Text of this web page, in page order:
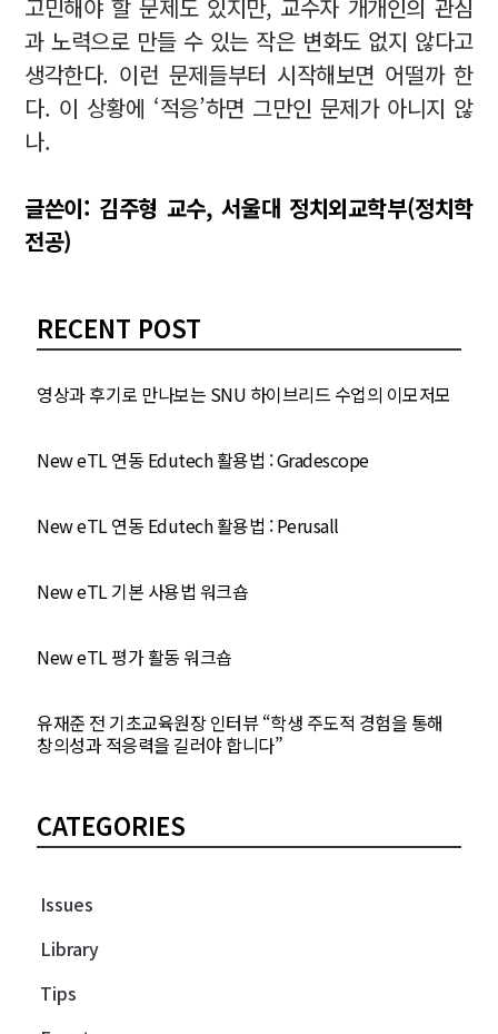
고민해야 할 문제도 있지만, 교수자 개개인의 관심
과 노력으로 만들 수 있는 작은 변화도 없지 않다고
생각한다. 이런 문제들부터 시작해보면 어떨까 한
다. 이 상황에 ‘적응’하면 그만인 문제가 아니지 않
나.
글쓴이: 김주형 교수, 서울대 정치외교학부(정치학
전공)
RECENT POST
영상과 후기로 만나보는 SNU 하이브리드 수업의 이모저모
New eTL 연동 Edutech 활용법 : Gradescope
New eTL 연동 Edutech 활용법 : Perusall
New eTL 기본 사용법 워크숍
New eTL 평가 활동 워크숍
유재준 전 기초교육원장 인터뷰 “학생 주도적 경험을 통해
창의성과 적응력을 길러야 합니다”
CATEGORIES
Issues
Library
Tips